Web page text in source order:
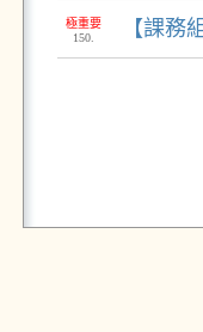
極重要
150.
【課務